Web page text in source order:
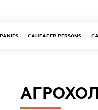
CAHEADER.PERSONS